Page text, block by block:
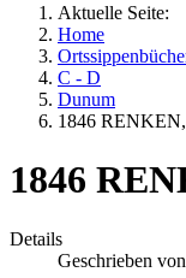
Aktuelle Seite:
Home
C - D
Dunum
1846
1846
Details
Geschrieben